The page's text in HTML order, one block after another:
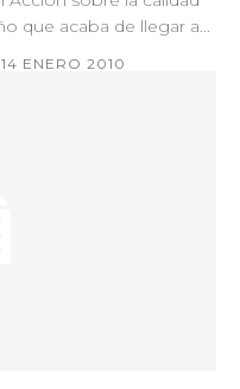
que acaba de llegar a...
14 ENERO 2010